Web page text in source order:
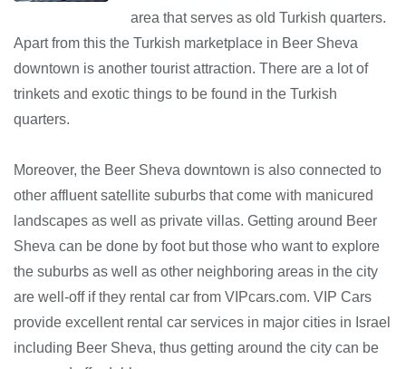
area that serves as old Turkish quarters.
Apart from this the Turkish marketplace in Beer Sheva
downtown is another tourist attraction. There are a lot of
trinkets and exotic things to be found in the Turkish
quarters.
Moreover, the Beer Sheva downtown is also connected to
other affluent satellite suburbs that come with manicured
landscapes as well as private villas. Getting around Beer
Sheva can be done by foot but those who want to explore
the suburbs as well as other neighboring areas in the city
are well-off if they rental car from VIPcars.com. VIP Cars
provide excellent rental car services in major cities in Israel
including Beer Sheva, thus getting around the city can be